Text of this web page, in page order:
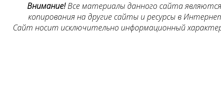
Внимание!Все материалы данного сайта
копирования на другие сайты и ресурсы в
Сайт носит исключительно информационный